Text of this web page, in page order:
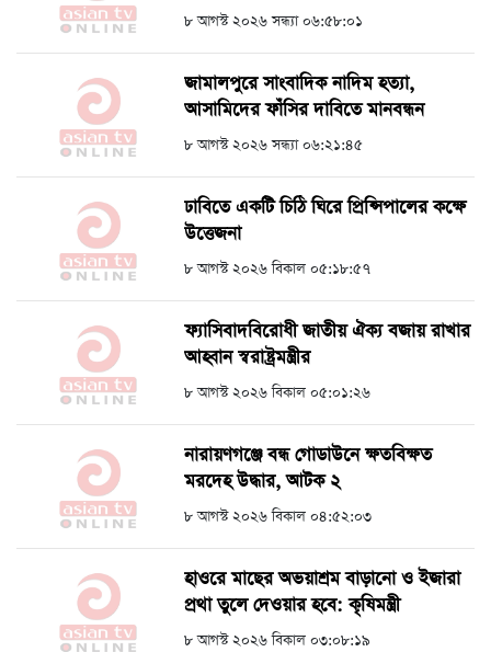
৮ আগস্ট ২০২৬ সন্ধ্যা ০৬:৫৮:০১
জামালপুরে সাংবাদিক নাদিম হত্যা,
আসামিদের ফাঁসির দাবিতে মানবন্ধন
৮ আগস্ট ২০২৬ সন্ধ্যা ০৬:২১:৪৫
ঢাবিতে একটি চিঠি ঘিরে প্রিন্সিপালের কক্ষে
উত্তেজনা
৮ আগস্ট ২০২৬ বিকাল ০৫:১৮:৫৭
ফ্যাসিবাদবিরোধী জাতীয় ঐক্য বজায় রাখার
আহ্বান স্বরাষ্ট্রমন্ত্রীর
৮ আগস্ট ২০২৬ বিকাল ০৫:০১:২৬
নারায়ণগঞ্জে বন্ধ গোডাউনে ক্ষতবিক্ষত
মরদেহ উদ্ধার, আটক ২
৮ আগস্ট ২০২৬ বিকাল ০৪:৫২:০৩
হাওরে মাছের অভয়াশ্রম বাড়ানো ও ইজারা
প্রথা তুলে দেওয়ার হবে: কৃষিমন্ত্রী
৮ আগস্ট ২০২৬ বিকাল ০৩:০৮:১৯